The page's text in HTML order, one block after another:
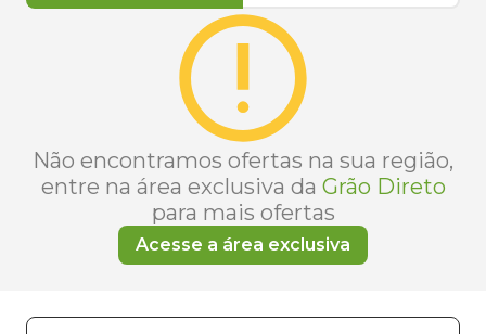
Não encontramos ofertas na sua região,
entre na área exclusiva da Grão Direto
para mais ofertas
Acesse a área exclusiva